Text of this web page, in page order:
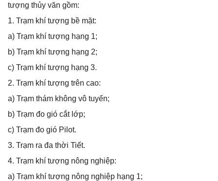
tượng thủy văn gồm:
1. Trạm khí tượng bề mặt:
a) Trạm khí tượng hạng 1;
b) Trạm khí tượng hạng 2;
c) Trạm khí tượng hạng 3.
2. Trạm khí tượng trên cao:
a) Trạm thám không vô tuyến;
b) Trạm đo gió cắt lớp;
c) Trạm đo gió Pilot.
3. Trạm ra đa thời Tiết.
4. Trạm khí tượng nông nghiệp:
a) Trạm khí tượng nông nghiệp hạng 1;